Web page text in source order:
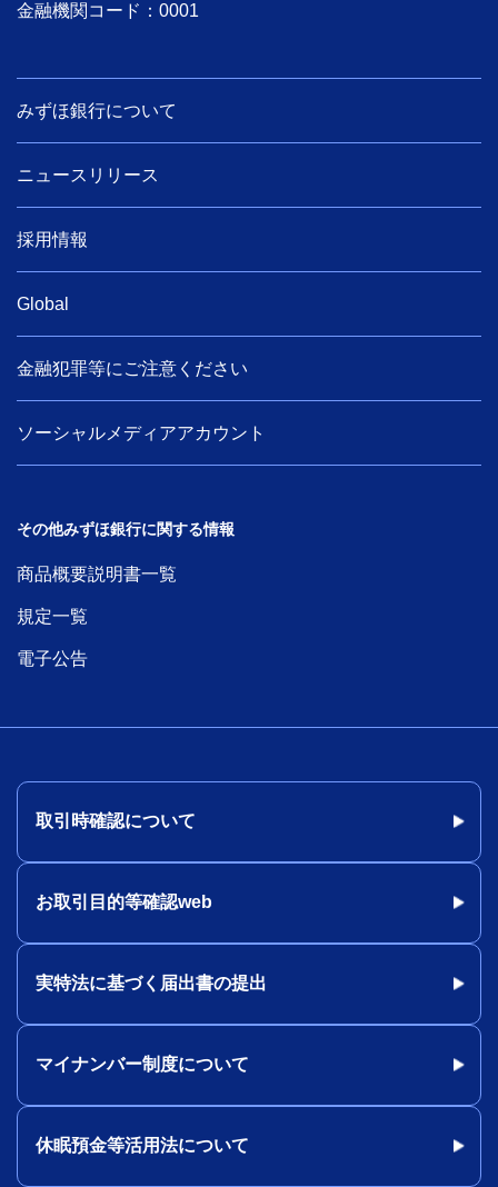
金融機関コード：0001
みずほ銀行について
ニュースリリース
採用情報
Global
金融犯罪等にご注意ください
ソーシャルメディアアカウント
その他みずほ銀行に関する情報
商品概要説明書一覧
規定一覧
電子公告
取引時確認について
お取引目的等確認web
実特法に基づく届出書の提出
マイナンバー制度について
休眠預金等活用法について